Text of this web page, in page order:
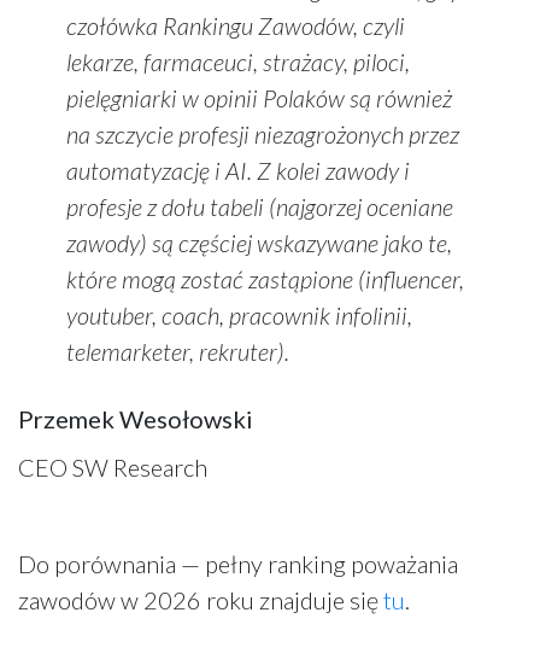
czołówka Rankingu Zawodów, czyli
lekarze, farmaceuci, strażacy, piloci,
pielęgniarki w opinii Polaków są również
na szczycie profesji niezagrożonych przez
automatyzację i AI. Z kolei zawody i
profesje z dołu tabeli (najgorzej oceniane
zawody) są częściej wskazywane jako te,
które mogą zostać zastąpione (influencer,
youtuber, coach, pracownik infolinii,
telemarketer, rekruter).
Przemek Wesołowski
CEO SW Research
Do porównania — pełny ranking poważania
zawodów w 2026 roku znajduje siętu